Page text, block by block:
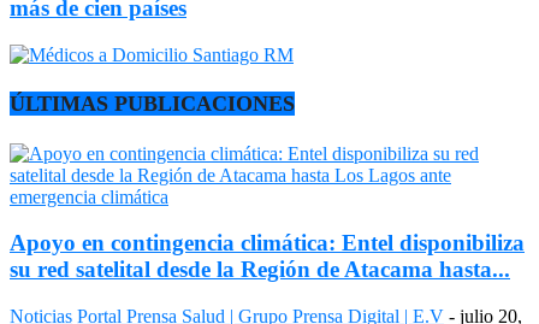
más de cien países
ÚLTIMAS PUBLICACIONES
Apoyo en contingencia climática: Entel disponibiliza
su red satelital desde la Región de Atacama hasta...
Noticias Portal Prensa Salud | Grupo Prensa Digital | E.V - julio 20,